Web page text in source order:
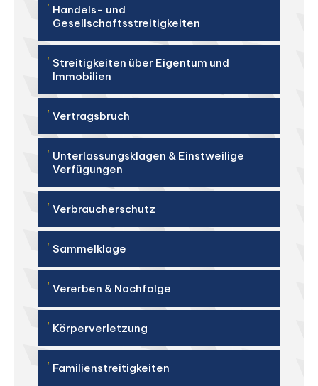
' Handels- und
Gesellschaftsstreitigkeiten
' Streitigkeiten über Eigentum und
Immobilien
' Vertragsbruch
' Unterlassungsklagen & Einstweilige
Verfügungen
' Verbraucherschutz
' Sammelklage
' Vererben & Nachfolge
' Körperverletzung
' Familienstreitigkeiten